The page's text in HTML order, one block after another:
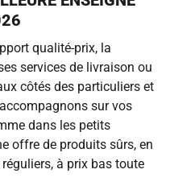
qualité-prix, la
services de livraison ou
côtés des particuliers et
sur vos
dans les petits
offre de produits sûrs, en
à prix bas toute